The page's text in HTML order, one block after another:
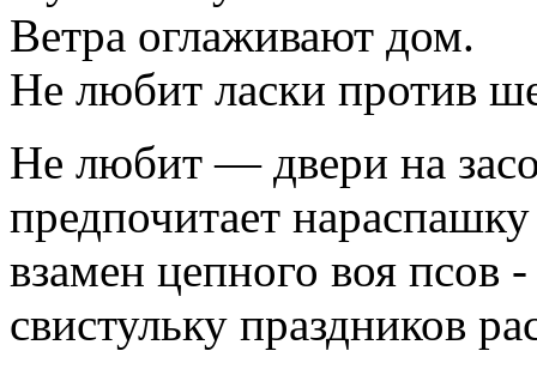
Ветра оглаживают дом.
Не любит ласки против
Не любит — двери на
предпочитает
взамен цепного воя псов -
свистульку праздников